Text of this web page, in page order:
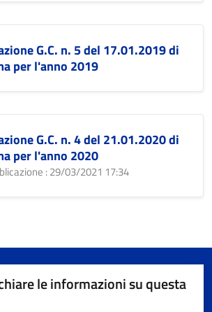
G.C. n. 5 del 17.01.2019 di
per l'anno 2019
G.C. n. 4 del 21.01.2020 di
per l'anno 2020
: 29/03/2021 17:34
le informazioni su questa